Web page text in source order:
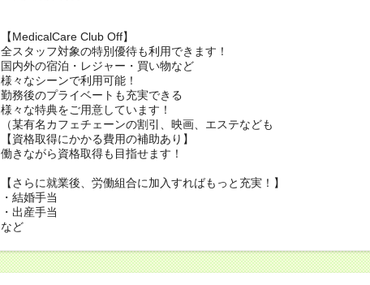
【MedicalCare Club Off】
全スタッフ対象の特別優待も利用できます！
国内外の宿泊・レジャー・買い物など
様々なシーンで利用可能！
勤務後のプライベートも充実できる
様々な特典をご用意しています！
（某有名カフェチェーンの割引、映画、エステなども
【資格取得にかかる費用の補助あり】
働きながら資格取得も目指せます！
【さらに就業後、労働組合に加入すればもっと充実！】
・結婚手当
・出産手当
など